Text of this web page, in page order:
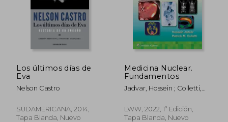
Los últimos días de
Eva
Nelson Castro
SUDAMERICANA, 2014,
Tapa Blanda, Nuevo
Medicina Nuclear.
Fundamentos
Jadvar, Hossein ; Colletti,
LWW, 2022, 1ª Edición,
Tapa Blanda, Nuevo